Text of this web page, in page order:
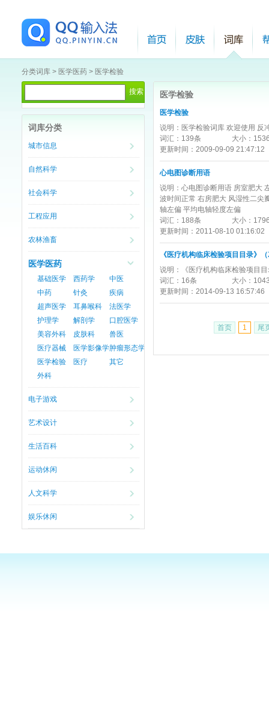
分类词库 > 医学医药 > 医学检验
词库分类
城市信息
自然科学
社会科学
工程应用
农林渔畜
医学医药
基础医学 西药学
中医
中药
针灸
疾病
超声医学
耳鼻喉科
法医学
护理学
解剖学
口腔医学
美容外科
皮肤科
兽医
医疗器械
医学影像学肿瘤形态学
医学检验
医疗
其它
外科
电子游戏
艺术设计
生活百科
运动休闲
人文科学
娱乐休闲
医学检验
医学检验
说明： 医学检验词库 欢迎使用 反
词汇： 139条 大小：
更新时间： 2009-09-09 21:47:12
心电图诊断用语
说明： 心电图诊断用语 房室肥大
波时间正常 右房肥大 风湿性二尖
轴左偏 平均电轴轻度左偏
词汇： 188条 大小：
更新时间： 2011-08-10 01:16:02
《医疗机构临床检验项目目录》
说明：
《医疗机构临床检验项目
词汇： 16条 大小：
更新时间： 2014-09-13 16:57:46
首页 1 尾